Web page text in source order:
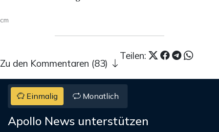
cm
Teilen:
Zu den Kommentaren (83)
Einmalig Monatlich
Apollo News unterstützen